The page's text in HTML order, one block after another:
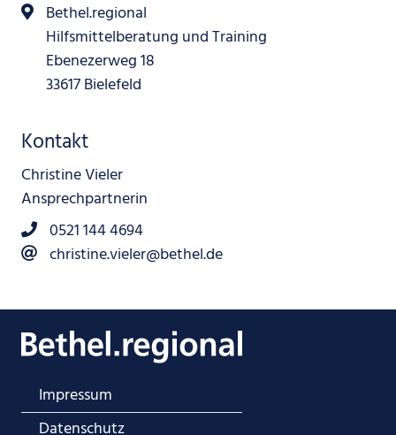
Bethel.regional
Hilfsmittelberatung und Training
Ebenezerweg 18
33617 Bielefeld
Kontakt
Christine Vieler
Ansprechpartnerin
0521 144 4694
christine.vieler@bethel.de
Impressum
Datenschutz